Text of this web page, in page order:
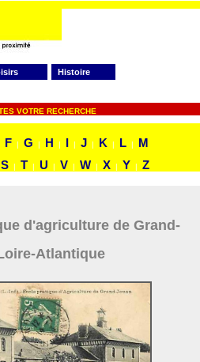
Histoire
VOTRE RECHERCHE
F | G | H | I | J | K | L |
M
S | T | U | V | W | X | Y | Z
d'agriculture de Grand-
Atlantique